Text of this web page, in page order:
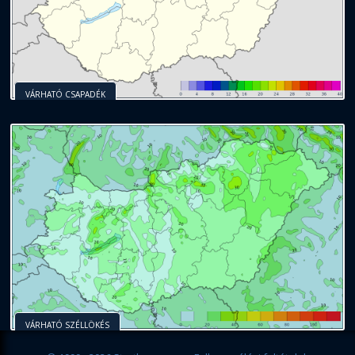
VÁRHATÓ CSAPADÉK
VÁRHATÓ SZÉLLÖKÉS